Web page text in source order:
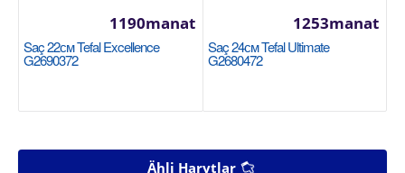
Saç 22см Tefal Excellence
G2690372
1190manat
Saç 24см Tefal Ultimate
G2680472
1253manat
Ähli Harytlar